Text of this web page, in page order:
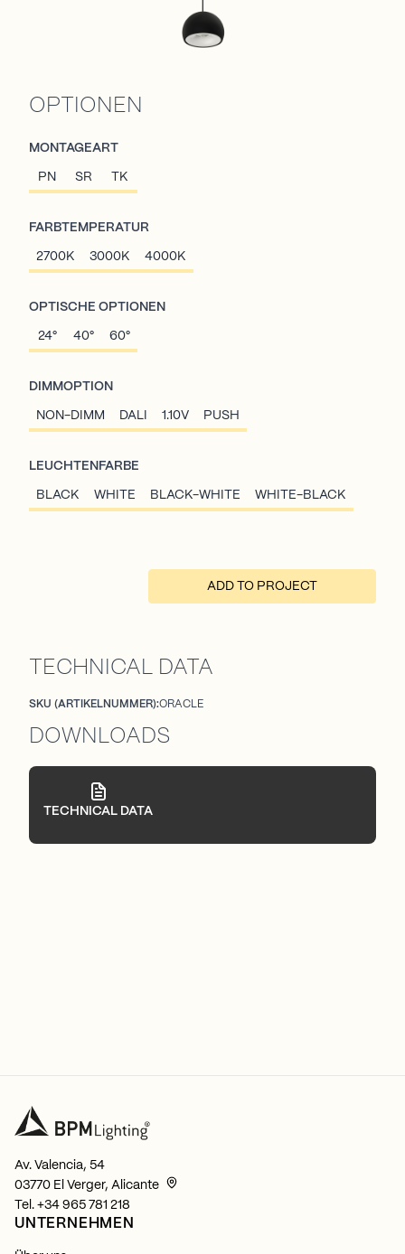
OPTIONEN
MONTAGEART
PN SR TK
FARBTEMPERATUR
2700K 3000K 4000K
OPTISCHE OPTIONEN
24° 40° 60°
DIMMOPTION
NON-DIMM DALI 1.10V PUSH
LEUCHTENFARBE
BLACK WHITE BLACK-WHITE WHITE-BLACK
ADD TO PROJECT
TECHNICAL DATA
SKU (ARTIKELNUMMER):ORACLE
DOWNLOADS
TECHNICAL DATA
Av. Valencia, 54
03770 El Verger, Alicante
Tel. +34 965 781 218
UNTERNEHMEN